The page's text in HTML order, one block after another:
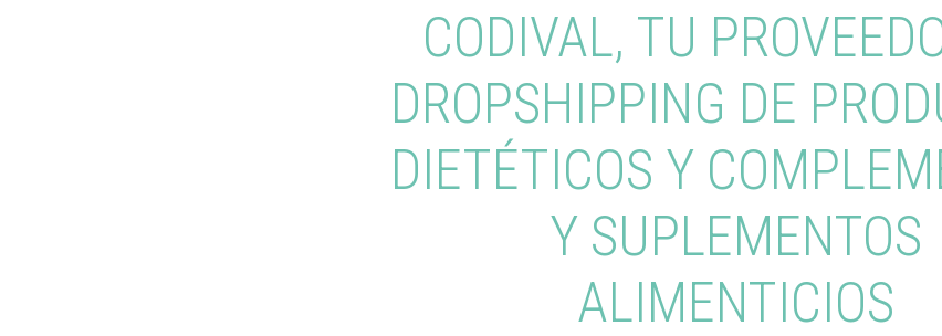
CODIVAL, TU
DROPSHIPPING DE
DIETÉTICOS Y
Y SUPLEMENTOS
ALIMENTICIOS